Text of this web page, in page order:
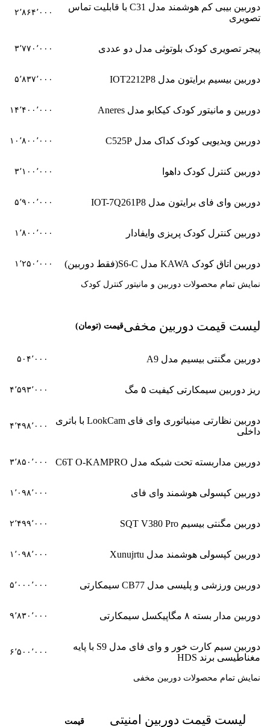
دوربین بیبی کم هوشمند مدل C31 با قابلیت تماس
تصویری
۲٬۸۶۴٬۰۰۰
پیجر تصویری کودک بلوتوثی مدل دو عددی ۳٬۷۷۰٬۰۰۰
دوربین بیسیم برایتون مدل IOT2212P8 ۵٬۸۳۷٬۰۰۰
دوربین و مانیتور کودک کیکابو مدل Aneres ۱۴٬۴۰۰٬۰۰۰
دوربین ویدیویی کودک کداک مدل C525P ۱۰٬۸۰۰٬۰۰۰
دوربین کنترل کودک داهوا ۳٬۱۰۰٬۰۰۰
دوربین وای فای برایتون مدل IOT-7Q261P8 ۵٬۹۰۰٬۰۰۰
دوربین کنترل کودک پریزی وایفادار ۱٬۸۰۰٬۰۰۰
دوربین اتاق کودک KAWA مدل S6-C(فقط دوربین) ۱٬۲۵۰٬۰۰۰
نمایش تمام محصولات دوربین و مانیتور کنترل کودک
لیست قیمت دوربین مخفیقیمت (تومان)
دوربین مگنتی بیسیم مدل A9 ۵۰۴٬۰۰۰
ریز دوربین سیمکارتی کیفیت ۵ مگ ۴٬۵۹۳٬۰۰۰
دوربین نظارتی مینیاتوری وای فای LookCam با باتری
داخلی
۴٬۴۹۸٬۰۰۰
دوربین مداربسته تحت شبکه مدل C6T O-KAMPRO ۳٬۸۵۰٬۰۰۰
دوربین کپسولی هوشمند وای فای ۱٬۰۹۸٬۰۰۰
دوربین مگنتی بیسیم SQT V380 Pro ۲٬۴۹۹٬۰۰۰
دوربین کپسولی هوشمند مدل Xunujrtu ۱٬۰۹۸٬۰۰۰
دوربین ورزشی و پلیسی مدل CB77 سیمکارتی ۵٬۰۰۰٬۰۰۰
دوربین مدار بسته ۸ مگاپیکسل سیمکارتی ۹٬۸۳۰٬۰۰۰
دوربین سیم کارت خور و وای فای مدل S9 با پایه
مغناطیسی برند HDS
۶٬۵۰۰٬۰۰۰
نمایش تمام محصولات دوربین مخفی
لیست قیمت دوربین امنیتی
قیمت